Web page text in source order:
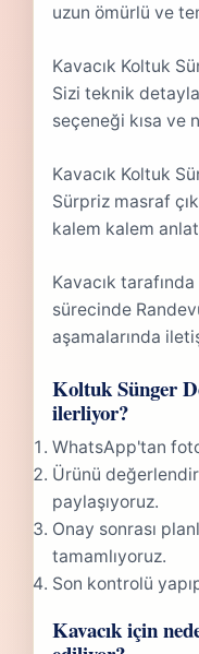
uzun ömürlü ve
Kavacık Koltuk
Sizi teknik
seçeneği kısa ve
Kavacık Koltuk
Sürpriz masraf
kalem kalem
Kavacık
sürecinde
aşamalarında
Koltuk Sünger
ilerliyor?
WhatsApp'tan
Ürünü
paylaşıyoruz.
Onay sonrası
tamamlıyoruz.
Son kontrolü
Kavacık için